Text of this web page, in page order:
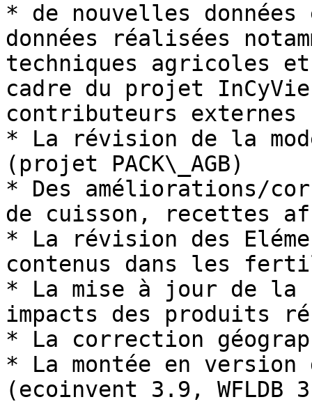
* de nouvelles
données réalisées
techniques agricoles
cadre du projet
contributeurs externes
* La révision de la
(projet PACK\_AGB)
* Des améliorations/
de cuisson, recettes
* La révision des
contenus dans les
* La mise à jour de la
impacts des produits
* La correction
* La montée en
(ecoinvent 3.9, WFLDB